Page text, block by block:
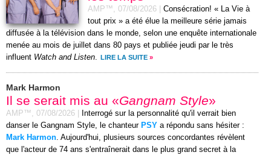
AMP™, 07/08/2026
Consécration! « La Vie à
tout prix » a été élue la meilleure série jamais
diffusée à la télévision dans le monde, selon une enquête internationale
menée au mois de juillet dans 80 pays et publiée jeudi par le très
influent Watch and Listen. LIRE LA SUITE »
Mark Harmon
Il se serait mis au «Gangnam Style»
AMP™, 07/08/2026
Interrogé sur la personnalité qu'il verrait bien
danser le Gangnam Style, le chanteur PSY a répondu sans hésiter :
Mark Harmon. Aujourd'hui, plusieurs sources concordantes révèlent
que l'acteur de 74 ans s'entraînerait dans le plus grand secret à la